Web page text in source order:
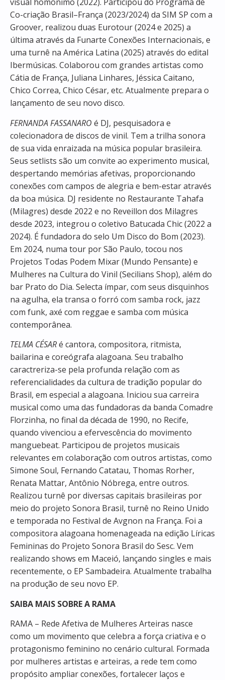
visual homônimo (2022). Participou do Programa de
Co-criação Brasil–França (2023/2024) da SIM SP com a
Groover, realizou duas Eurotour (2024 e 2025) a
última através da Funarte Conexões Internacionais, e
uma turnê na América Latina (2025) através do edital
Ibermúsicas. Colaborou com grandes artistas como
Cátia de França, Juliana Linhares, Jéssica Caitano,
Chico Correa, Chico César, etc. Atualmente prepara o
lançamento de seu novo disco.
FERNANDA FASSANARO é DJ, pesquisadora e
colecionadora de discos de vinil. Tem a trilha sonora
de sua vida enraizada na música popular brasileira.
Seus setlists são um convite ao experimento musical,
despertando memórias afetivas, proporcionando
conexões com campos de alegria e bem-estar através
da boa música. DJ residente no Restaurante Tahafa
(Milagres) desde 2022 e no Reveillon dos Milagres
desde 2023, integrou o coletivo Batucada Chic (2022 a
2024). É fundadora do selo Um Disco do Bom (2023).
Em 2024, numa tour por São Paulo, tocou nos
Projetos Todas Podem Mixar (Mundo Pensante) e
Mulheres na Cultura do Vinil (Secilians Shop), além do
bar Prato do Dia. Selecta ímpar, com seus disquinhos
na agulha, ela transa o forró com samba rock, jazz
com funk, axé com reggae e samba com música
contemporânea.
TELMA CÉSARé cantora, compositora, ritmista,
bailarina e coreógrafa alagoana. Seu trabalho
caractreriza-se pela profunda relação com as
referencialidades da cultura de tradição popular do
Brasil, em especial a alagoana. Iniciou sua carreira
musical como uma das fundadoras da banda Comadre
Florzinha, no final da década de 1990, no Recife,
quando vivenciou a efervescência do movimento
manguebeat. Participou de projetos musicais
relevantes em colaboração com outros artistas, como
Simone Soul, Fernando Catatau, Thomas Rorher,
Renata Mattar, Antônio Nóbrega, entre outros.
Realizou turnê por diversas capitais brasileiras por
meio do projeto Sonora Brasil, turnê no Reino Unido
e temporada no Festival de Avgnon na França. Foi a
compositora alagoana homenageada na edição Líricas
Femininas do Projeto Sonora Brasil do Sesc. Vem
realizando shows em Maceió, lançando singles e mais
recentemente, o EP Sambadeira. Atualmente trabalha
na produção de seu novo EP.
SAIBA MAIS SOBRE A RAMA
RAMA – Rede Afetiva de Mulheres Arteiras nasce
como um movimento que celebra a força criativa e o
protagonismo feminino no cenário cultural. Formada
por mulheres artistas e arteiras, a rede tem como
propósito ampliar conexões, fortalecer laços e